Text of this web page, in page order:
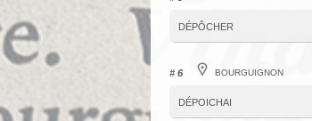
dépôcher
# 6 Bourguignon
dépoichai